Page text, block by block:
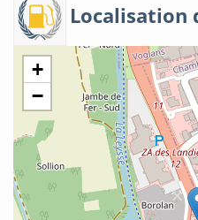
Localisation
+
−